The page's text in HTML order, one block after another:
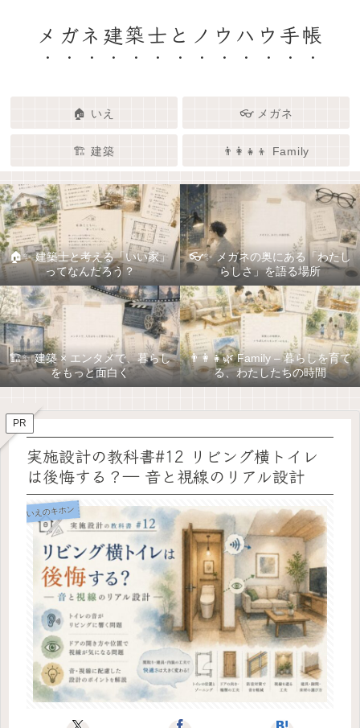
メガネ建築士とノウハウ手帳
🏠 いえ 👓 メガネ
🏗️ 建築 👨‍👩‍👧‍👦 Family
🏠✨ 建築士と考える「いい家」
ってなんだろう？
👓✨ メガネの奥にある「わたし
らしさ」を語る場所
🏗️✨ 建築 × エンタメで、暮らし
をもっと面白く
👨‍👩‍👧🌿 Family – 暮らしを育て
る、わたしたちの時間
PR
実施設計の教科書#12 リビング横トイレ
は後悔する？― 音と視線のリアル設計
いえのキホン